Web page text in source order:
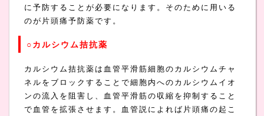
に予防することが必要になります。そのために用いる
のが片頭痛予防薬です。
○カルシウム拮抗薬
カルシウム拮抗薬は血管平滑筋細胞のカルシウムチャ
ネルをブロックすることで細胞内へのカルシウムイオ
ンの流入を阻害し、血管平滑筋の収縮を抑制すること
で血管を拡張させます。血管説によれば片頭痛の起こ